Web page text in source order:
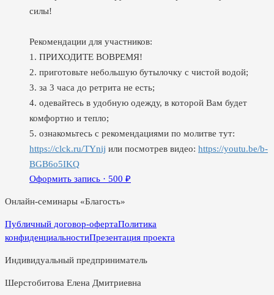
силы!
Рекомендации для участников:
1. ПРИХОДИТЕ ВОВРЕМЯ!
2. приготовьте небольшую бутылочку с чистой водой;
3. за 3 часа до ретрита не есть;
4. одевайтесь в удобную одежду, в которой Вам будет
комфортно и тепло;
5. ознакомьтесь с рекомендациями по молитве тут:
https://clck.ru/TYnij или посмотрев видео: https://youtu.be/b-
BGB6o5IKQ
Оформить запись · 500 ₽
Онлайн-семинары «Благость»
Публичный договор-офертаПолитика
конфиденциальностиПрезентация проекта
Индивидуальный предприниматель
Шерстобитова Елена Дмитриевна